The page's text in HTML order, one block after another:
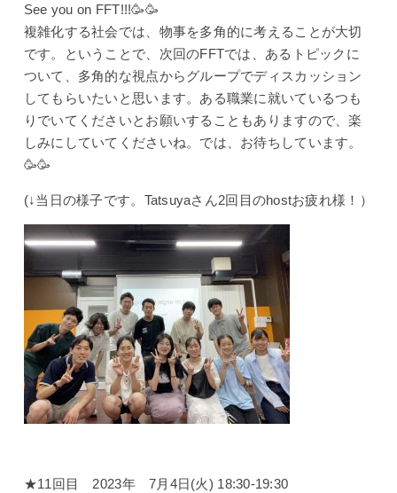
See you on FFT!!!🥳🥳
複雑化する社会では、物事を多角的に考えることが大切
です。ということで、次回のFFTでは、あるトピックに
ついて、多角的な視点からグループでディスカッション
してもらいたいと思います。ある職業に就いているつも
りでいてくださいとお願いすることもありますので、楽
しみにしていてくださいね。では、お待ちしています。
🥳🥳
(↓当日の様子です。Tatsuyaさん2回目のhostお疲れ様！）
★11回目 2023年 7月4日(火) 18:30-19:30